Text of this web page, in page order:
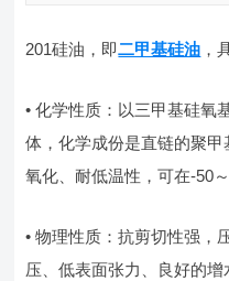
201硅油，即二甲基硅油 ，
• 化学性质：以三甲基硅氧
体，化学成份是直链的聚
氧化、耐低温性，可在-50
• 物理性质：抗剪切性强，
压、低表面张力、良好的